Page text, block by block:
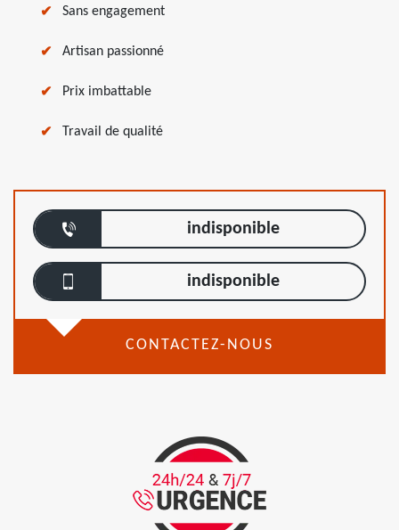
Sans engagement
Artisan passionné
Prix imbattable
Travail de qualité
indisponible
indisponible
CONTACTEZ-NOUS